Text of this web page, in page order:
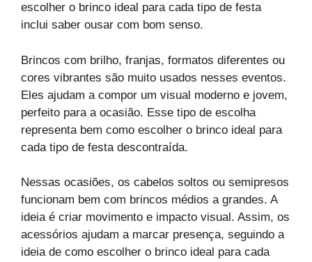
escolher o brinco ideal para cada tipo de festa
inclui saber ousar com bom senso.
Brincos com brilho, franjas, formatos diferentes ou
cores vibrantes são muito usados nesses eventos.
Eles ajudam a compor um visual moderno e jovem,
perfeito para a ocasião. Esse tipo de escolha
representa bem como escolher o brinco ideal para
cada tipo de festa descontraída.
Nessas ocasiões, os cabelos soltos ou semipresos
funcionam bem com brincos médios a grandes. A
ideia é criar movimento e impacto visual. Assim, os
acessórios ajudam a marcar presença, seguindo a
ideia de como escolher o brinco ideal para cada